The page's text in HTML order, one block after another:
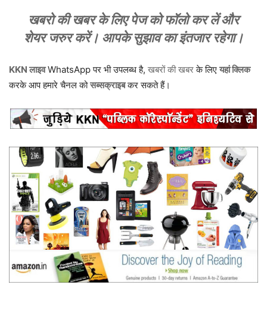
खबरो की खबर के लिए पेज को फॉलो कर लें और
शेयर जरुर करें। आपके सुझाव का इंतजार रहेगा।
KKN लाइवWhatsApp पर भी उपलब्ध है, खबरों की खबरके लिए यहां क्लिक
करके आप हमारे चैनल कोसब्सक्राइबकर सकते हैं।